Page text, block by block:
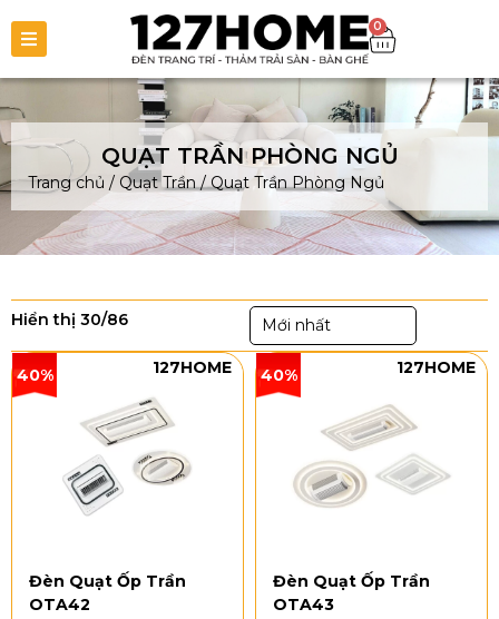
0
QUẠT TRẦN PHÒNG NGỦ
Trang chủ / Quạt Trần/Quạt Trần Phòng Ngủ
Hiển thị 30/86 Mới nhất
40% 127HOME
Đèn Quạt Ốp Trần
OTA42
40% 127HOME
Đèn Quạt Ốp Trần
OTA43